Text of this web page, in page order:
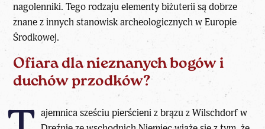
nagolenniki. Tego rodzaju elementy biżuterii są dobrze
znane z innych stanowisk archeologicznych w Europie
Środkowej.
Ofiara dla nieznanych bogów i
duchów przodków?
ajemnica sześciu pierścieni z brązu z Wilschdorf w